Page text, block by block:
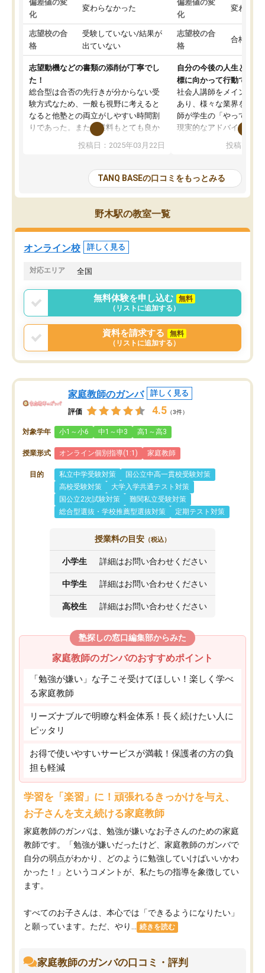
偏差値の変
化
変わらなかった
志望校の合
格
受験していない/結果が
出ていない
志望動機などの書類の添削が丁寧でし
た！
総合型は合否の先行きが分からない受
験方式なため、一般も視野に考えると
なると他塾との両立がしやすい時間割
りであった。また授業料もとても良か
総合型の多くの塾は大学生が見ること
大学生の目だけでなく、数人の大人に
も目を通して頂ける。そのため多くの
意見を聞くことができ、より良いもの
を推敲することが可能だ。
どの人も優しく、親身に接してくださ
るのでやる気も出て、良かったで
す！！
投稿日：2025年03月22日
偏差値の変
化
変わらな
志望校の合
格
合格した
自分の今後の人生と真剣
標に向かって行動できる
社会人講師をメインとし
あり、様々な業界を経験
師が学生の「やってみた
現実的なアドバイスを行
分野について学生知識
総合型選抜対策として志
接・小論文などの技術指
ション内容になっていま
を社会人として働いてい
標を見つける事が出来ま
投稿日：
TANQ BASEの口コミをもっとみる
野木駅の教室一覧
オンライン校 詳しく見る
対応エリア 全国
無料体験を申し込む
無料
（リストに追加する）
資料を請求する
無料
（リストに追加する）
家庭教師のガンバ 詳しく見る
評価 4.5 （3件）
対象学年 小1～小6 中1～中3 高1～高3
授業形式 オンライン個別指導(1:1) 家庭教師
目的 私立中学受験対策
国公立中高一貫校受験対策
高校受験対策
大学入学共通テスト対策
国公立2次試験対策
難関私立受験対策
総合型選抜・学校推薦型選抜対策
定期テスト対策
授業料の目安 （税込）
小学生 詳細はお問い合わせください
中学生 詳細はお問い合わせください
高校生 詳細はお問い合わせください
塾探しの窓口編集部からみた
家庭教師のガンバのおすすめポイント
「勉強が嫌い」な子こそ受けてほしい！楽しく学べ
る家庭教師
リーズナブルで明瞭な料金体系！長く続けたい人に
ピッタリ
お得で使いやすいサービスが満載！保護者の方の負
担も軽減
学習を「楽習」に！頑張れるきっかけを与え、
お子さんを支え続ける家庭教師
家庭教師のガンバは、勉強が嫌いなお子さんのための家庭
教師です。「勉強が嫌いだったけど、家庭教師のガンバで
自分の弱点がわかり、どのように勉強していけばいいかわ
かった！」というコメントが、私たちの指導を象徴してい
ます。
すべてのお子さんは、本心では「できるようになりたい」
と願っています。ただ、やり...
続きを読む
家庭教師のガンバの口コミ・評判